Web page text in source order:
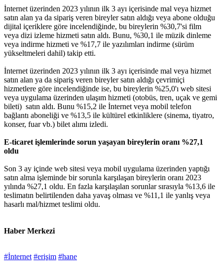
İnternet üzerinden 2023 yılının ilk 3 ayı içerisinde mal veya hizmet
satın alan ya da sipariş veren bireyler satın aldığı veya abone olduğu
dijital içeriklere göre incelendiğinde, bu bireylerin %30,7'si film
veya dizi izleme hizmeti satın aldı. Bunu, %30,1 ile müzik dinleme
veya indirme hizmeti ve %17,7 ile yazılımları indirme (sürüm
yükseltmeleri dahil) takip etti.
İnternet üzerinden 2023 yılının ilk 3 ayı içerisinde mal veya hizmet
satın alan ya da sipariş veren bireyler satın aldığı çevrimiçi
hizmetlere göre incelendiğinde ise, bu bireylerin %25,0'ı web sitesi
veya uygulama üzerinden ulaşım hizmeti (otobüs, tren, uçak ve gemi
bileti) satın aldı. Bunu %15,2 ile İnternet veya mobil telefon
bağlantı aboneliği ve %13,5 ile kültürel etkinliklere (sinema, tiyatro,
konser, fuar vb.) bilet alımı izledi.
E-ticaret işlemlerinde sorun yaşayan bireylerin oranı %27,1
oldu
Son 3 ay içinde web sitesi veya mobil uygulama üzerinden yaptığı
satın alma işleminde bir sorunla karşılaşan bireylerin oranı 2023
yılında %27,1 oldu. En fazla karşılaşılan sorunlar sırasıyla %13,6 ile
teslimatın belirtilenden daha yavaş olması ve %11,1 ile yanlış veya
hasarlı mal/hizmet teslimi oldu.
Haber Merkezi
#İnternet #erişim #hane